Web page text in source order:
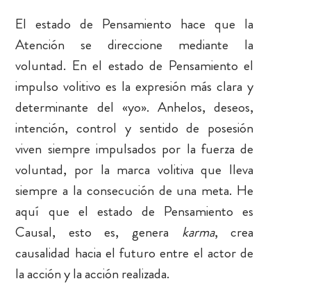
El estado de Pensamiento hace que la
Atención se direccione mediante la
voluntad. En el estado de Pensamiento el
impulso volitivo es la expresión más clara y
determinante del «yo». Anhelos, deseos,
intención, control y sentido de posesión
viven siempre impulsados por la fuerza de
voluntad, por la marca volitiva que lleva
siempre a la consecución de una meta. He
aquí que el estado de Pensamiento es
Causal, esto es, genera karma, crea
causalidad hacia el futuro entre el actor de
la acción y la acción realizada.